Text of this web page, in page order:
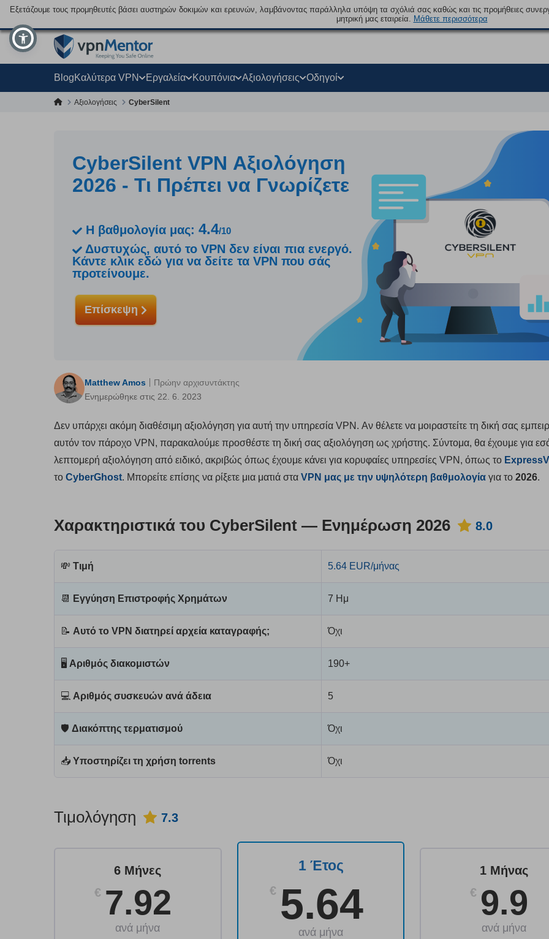
Εξετάζουμε τους προμηθευτές βάσει αυστηρών δοκιμών και ερευνών, λαμβάνοντας παράλληλα υπόψη τα σχόλιά σας καθώς και τις προμήθειες
μητρική μας εταιρεία. Μάθετε περισσότερα
BlogΚαλύτερα VPN Εργαλεία Κουπόνια Αξιολογήσεις Οδηγοί
Αξιολογήσεις CyberSilent
CyberSilent VPN Αξιολόγηση
2026 - Τι Πρέπει να Γνωρίζετε
Η βαθμολογία μας: 4.4/10
Δυστυχώς, αυτό το VPN δεν είναι πια ενεργό.
Κάντε κλικ εδώ για να δείτε τα VPN που σάς
προτείνουμε.
Επίσκεψη
Matthew Amos
Ενημερώθηκε στις 22. 6. 2023
Πρώην αρχισυντάκτης
Δεν υπάρχει ακόμη διαθέσιμη αξιολόγηση για αυτή την υπηρεσία VPN. Αν θέλετε να μοιραστείτε τη δική σας
αυτόν τον πάροχο VPN, παρακαλούμε προσθέστε τη δική σας αξιολόγηση ως χρήστης. Σύντομα, θα έχουμε για
λεπτομερή αξιολόγηση από ειδικό, ακριβώς όπως έχουμε κάνει για κορυφαίες υπηρεσίες VPN, όπως το
το CyberGhost. Μπορείτε επίσης να ρίξετε μια ματιά στα VPN μας με την υψηλότερη βαθμολογία για το 2026.
Χαρακτηριστικά του CyberSilent — Ενημέρωση 2026 8.0
💸 Τιμή 5.64 EUR/μήνας
📆 Εγγύηση Επιστροφής Χρημάτων 7 Ημ
📝 Αυτό το VPN διατηρεί αρχεία καταγραφής; Όχι
🖥 Αριθμός διακομιστών 190+
💻 Αριθμός συσκευών ανά άδεια 5
🛡 Διακόπτης τερματισμού Όχι
📥 Υποστηρίζει τη χρήση torrents Όχι
Τιμολόγηση 7.3
1 Έτος
€ 5.64
ανά μήνα
6 Μήνες
€ 7.92
ανά μήνα
1 Μήνας
€ 9.9
ανά μήνα